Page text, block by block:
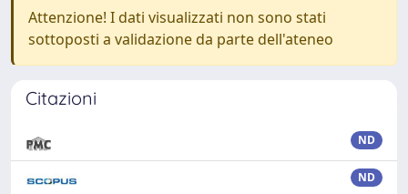
Attenzione! I dati visualizzati non sono stati
sottoposti a validazione da parte dell'ateneo
Citazioni
ND
ND